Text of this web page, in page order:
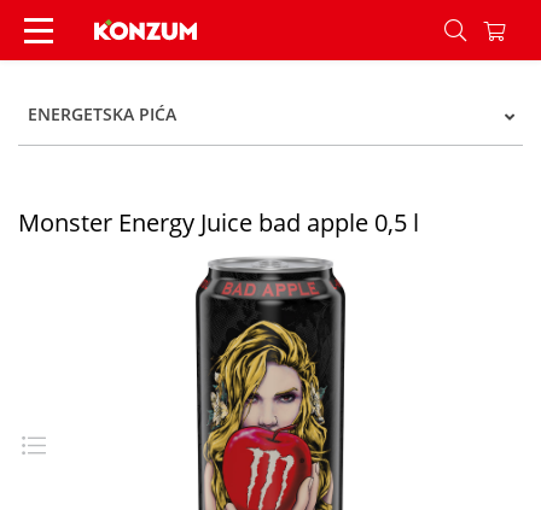
Monster Energy Juice bad apple 0,5 l - Konzum
ENERGETSKA PIĆA
Monster Energy Juice bad apple 0,5 l